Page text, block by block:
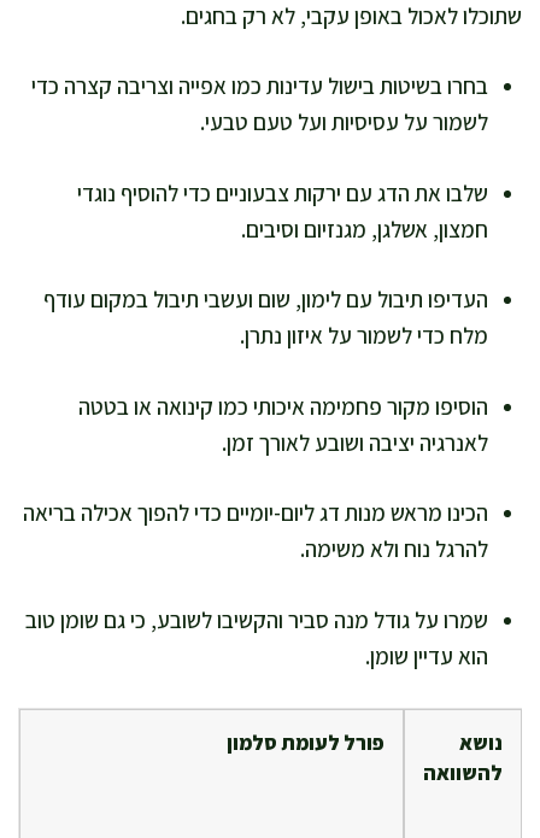
שתוכלו לאכול באופן עקבי, לא רק בחגים.
בחרו בשיטות בישול עדינות כמו אפייה וצריבה קצרה כדי
לשמור על עסיסיות ועל טעם טבעי.
שלבו את הדג עם ירקות צבעוניים כדי להוסיף נוגדי
חמצון, אשלגן, מגנזיום וסיבים.
העדיפו תיבול עם לימון, שום ועשבי תיבול במקום עודף
מלח כדי לשמור על איזון נתרן.
הוסיפו מקור פחמימה איכותי כמו קינואה או בטטה
לאנרגיה יציבה ושובע לאורך זמן.
הכינו מראש מנות דג ליום-יומיים כדי להפוך אכילה בריאה
להרגל נוח ולא משימה.
שמרו על גודל מנה סביר והקשיבו לשובע, כי גם שומן טוב
הוא עדיין שומן.
נושא
להשוואה
פורל לעומת סלמון